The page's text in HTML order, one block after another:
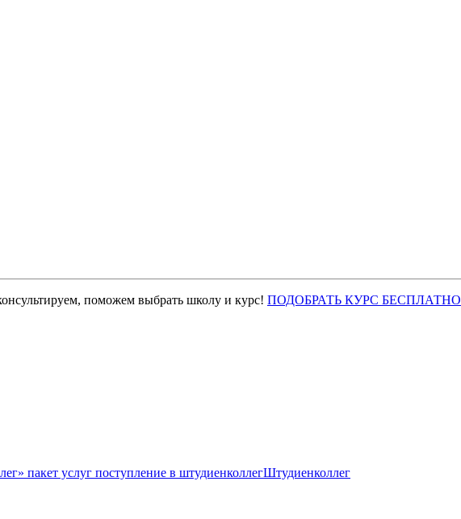
поможем выбрать школу и курс! ПОДОБРАТЬ КУРС БЕСПЛАТНО
Штудиенколлег